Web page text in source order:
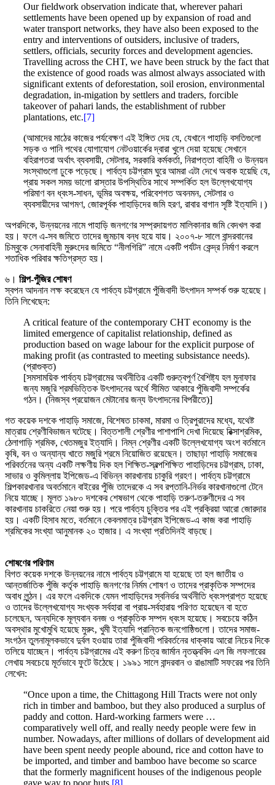
Our fieldwork observation indicate that, wherever pahari
settlements have been opened up by expansion of road and
water transport networks, they have also been exposed to the
entry and interventions of outsiders, inclusive of traders,
settlers, officials, security forces and development agencies.
Travelling across the CHT, we have been struck by the fact that
the existence of good roads was almost always associated with
significant extents of deforestation, soil erosion, environmental
degradation, in-migation by settlers and traders, forcible
takeover of pahari lands, the establishment of rubber
plantations, etc.[7]
(আমাদের মাঠের কাজের পর্যবেক্ষণ এই ইঙ্গিত দেয় যে, যেখানে পাহাড়ি বসতিগুলো
সড়ক ও পানি পথের যোগাযোগ নেটওয়ার্কের দ্বারা খুলে দেয়া হয়েছে সেখানে
বহিরাগতরা অর্থাৎ ব্যবসায়ী, সেটলার, সরকারি কর্মকর্তা, নিরাপত্তা বাহিনী ও উন্নয়ন
সংস্থাগুলো ঢুকে পড়েছে। পার্বত্য চট্টগ্রাম ঘুরে আমরা এটা দেখে অবাক হয়েছি যে,
প্রায় সকল সময় ভালো রাস্তার উপস্থিতির সাথে সম্পর্কিত হল উল্লেখযোগ্য
পরিমাণ বন ধ্বংস-সাধন, ভূমির অবক্ষয়, পরিবেশগত অবনমন, সেটলার ও
ব্যবসায়ীদের আগমণ, জোরপূর্বক পাহাড়িদের জমি হরণ, রাবার বাগান সৃষ্টি ইত্যাদি।)
অপরদিকে, উন্নয়নের নামে পাহাড়ি জনগণের সম্প্রদায়গত মালিকানার জমি বেদখল করা
হয়। ফলে এ-সব জমিতে তাদের জুমচাষ বন্ধ হয়ে যায়। ২০০৭-৮ সালে বান্দরবানের
চিম্বুকে সেনাবাহিনী মুরুংদের জমিতে “নীলগিরি” নামে একটি পর্যটন কেন্দ্র নির্মাণ করলে
শতাধিক পরিবার ক্ষতিগ্রস্ত হয়।
৬। শিল্প-পুঁজির শোষণ
স্বপন আদনান লক্ষ করেছেন যে পার্বত্য চট্টগ্রামে পুঁজিবাদী উৎপাদন সম্পর্ক শুরু হয়েছে।
তিনি লিখেছেন:
A critical feature of the contemporary CHT economy is the
limited emergence of capitalist relationship, defined as
production based on wage labour for the explicit purpose of
making profit (as contrasted to meeting subsistance needs).
(প্রাগুক্ত)
[সমসাময়িক পার্বত্য চট্টগ্রামের অর্থনীতির একটি গুরুত্বপূর্ণ বৈশিষ্ট্য হল মুনাফার
জন্য মজুরি শ্রমভিত্তিক উৎপাদনের অর্থে সীমিত আকারে পুঁজিবাদী সম্পর্কের
গঠন। (নিজস্ব প্রয়োজন মেটানোর জন্য উৎপাদনের বিপরীতে)]
গত কয়েক দশকে পাহাড়ি সমাজে, বিশেষত চাকমা, মারমা ও ত্রিপুরাদের মধ্যে, যথেষ্ট
মাত্রায় শ্রেণীবিভাজন ঘটেছে। বিত্তশালী শ্রেণীর পাশাপাশি দেখা দিয়েছে রিক্সাশ্রমিক,
ঠেলাগাড়ি শ্রমিক, খেতমজুর ইত্যাদি। নিম্ন শ্রেণীর একটি উল্লেখযোগ্য অংশ বর্তমানে
কৃষি, বন ও অন্যান্য খাতে মজুরি শ্রমে নিয়োজিত রয়েছেন। তাছাড়া পাহাড়ি সমাজের
পরিবর্তনের অন্য একটি লক্ষণীয় দিক হল শিক্ষিত-স্বল্পশিক্ষিত পাহাড়িদের চট্টগ্রাম, ঢাকা,
সাভার ও কুমিল্লায় ইপিজেড-এ বিভিন্ন কারখানায় চাকুরি গ্রহণ। পার্বত্য চট্টগ্রামে
শিল্পকারখানার অবর্তমানে বাইরের পুঁজি তাদেরকে এ সব রপ্তানি-নির্ভর কারখানাগুলো টেনে
নিয়ে যাচ্ছে। মূলত ১৯৮০ দশকের শেষভাগ থেকে পাহাড়ি তরুণ-তরুণীদের এ সব
কারখানায় চাকরিতে নেয়া শুরু হয়। পরে পার্বত্য চুক্তির পর এই প্রক্রিয়া আরো জোরদার
হয়। একটি হিসাব মতে, বর্তমানে কেবলমাত্র চট্টগ্রাম ইপিজেড-এ কাজ করা পাহাড়ি
শ্রমিকের সংখ্যা আনুমানক ২০ হাজার। এ সংখ্যা প্রতিদিনই বাড়ছে।
শোষণের পরিণাম
বিগত কয়েক দশকে উন্নয়নের নামে পার্বত্য চট্টগ্রামে যা হয়েছে তা হল জাতীয় ও
আন্তর্জাতিক পুঁজি কর্তৃক পাহাড়ি জনগণের নির্মম শোষণ ও তাদের প্রাকৃতিক সম্পদের
অবাধ লুন্ঠন। এর ফলে একদিকে যেমন পাহাড়িদের স্বনির্ভর অর্থনীতি ধ্বংসপ্রাপ্ত হয়েছে
ও তাদের উল্লেখযোগ্য সংখ্যক সর্বহারা বা প্রায়-সর্বহারায় পরিণত হয়েছেন বা হতে
চলেছেন, অন্যদিকে মূল্যবান বনজ ও প্রাকৃতিক সম্পদ ধ্বংস হয়েছে। সবচেয়ে কঠিন
অবস্থার মুখোমুখি হয়েছে মুরুং, খুমী ইত্যাদি প্রান্তিক জনগোষ্ঠিগুলো। তাদের সমাজ-
সংগঠন তুলনামূলকভাবে দুর্বল হওয়ায় তারা পুঁজিবাদী পরিবর্তনের ধাক্কায় আরো নিচের দিকে
তলিয়ে যাচ্ছেন। পার্বত্য চট্টগ্রামের এই করুণ চিত্র জার্মান নৃতত্ত্ববিদ এল জি লফলারের
লেখায় সবচেয়ে মূর্তভাবে ফুটে উঠেছে। ১৯৯১ সালে বান্দরবান ও রাঙামাটি সফরের পর তিনি
লেখেন:
“Once upon a time, the Chittagong Hill Tracts were not only
rich in timber and bamboo, but they also produced a surplus of
paddy and cotton. Hard-working farmers were …
comparatively well off, and really needy people were few in
number. Nowadays, after millions of dollars of development aid
have been spent needy people abound, rice and cotton have to
be imported, and timber and bamboo have become so scarce
that the formerly magnificent houses of the indigenous people
gave way to poor huts. [8]